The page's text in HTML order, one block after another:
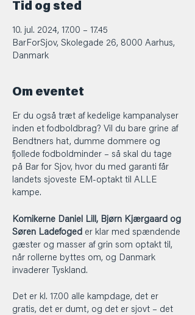
Tid og sted
10. jul. 2024, 17.00 – 17.45
BarForSjov, Skolegade 26, 8000 Aarhus,
Danmark
Om eventet
Er du også træt af kedelige kampanalyser
inden et fodboldbrag? Vil du bare grine af
Bendtners hat, dumme dommere og
fjollede fodboldminder – så skal du tage
på Bar for Sjov, hvor du med garanti får
landets sjoveste EM-optakt til ALLE
kampe.
Komikerne Daniel Lill, Bjørn Kjærgaard og
Søren Ladefoged er klar med spændende
gæster og masser af grin som optakt til,
når rollerne byttes om, og Danmark
invaderer Tyskland.
Det er kl. 17.00 alle kampdage, det er
gratis, det er dumt, og det er sjovt – det